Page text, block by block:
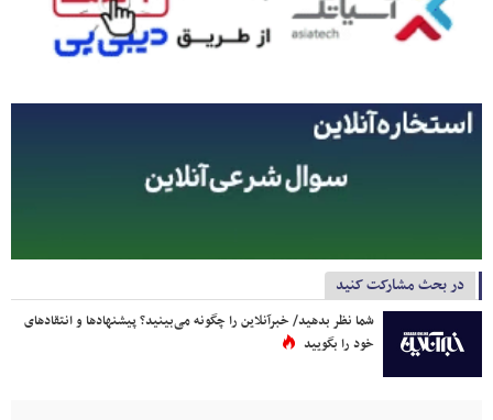
در بحث مشارکت کنید
شما نظر بدهید/ خبرآنلاین را چگونه می‌بینید؟ پیشنهادها و انتقادهای
خود را بگویید